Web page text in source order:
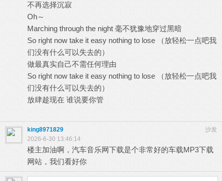
不再选择沉寂
Oh～
Marching through the night 毫不犹豫地穿过黑暗
So right now take it easy nothing to lose （放轻松一点吧我
们没有什么可以失去的）
做最真实自己不需任何理由
So right now take it easy nothing to lose （放轻松一点吧我
们没有什么可以失去的）
放肆趁现在 谁说要你管
沙发
king8971829
2026-6-30 13:46:14
楼主加油啊，汽车音乐网下载是个非常好的车载MP3下载
网站，我们看好你